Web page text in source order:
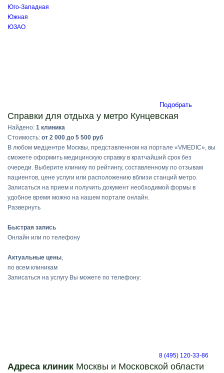
Юго-Западная
Южная
ЮЗАО
Подобрать
Справки для отдыха у метро Кунцевская
Найдено: 1 клиника
Стоимость: от 2 000 до 5 500 руб
В любом медцентре Москвы, представленном на портале «VMEDIC», вы
сможете оформить медицинскую справку в кратчайший срок без
очереди. Выберите клинику по рейтингу, составленному по отзывам
пациентов, цене услуги или расположению вблизи станций метро.
Записаться на прием и получить документ необходимой формы в
удобное время можно на нашем портале онлайн.
Развернуть
Быстрая запись
Онлайн или по телефону
Актуальные цены,
по всем клиникам
Записаться на услугу Вы можете по телефону:
8 (495) 120-33-86
Адреса клиник Москвы и Московской области